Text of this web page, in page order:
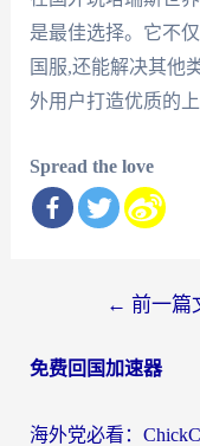
是最佳选择。它不
国服,还能解决其他
外用户打造优质的上
Spread the love
导
← 前一篇
免费回国加速器